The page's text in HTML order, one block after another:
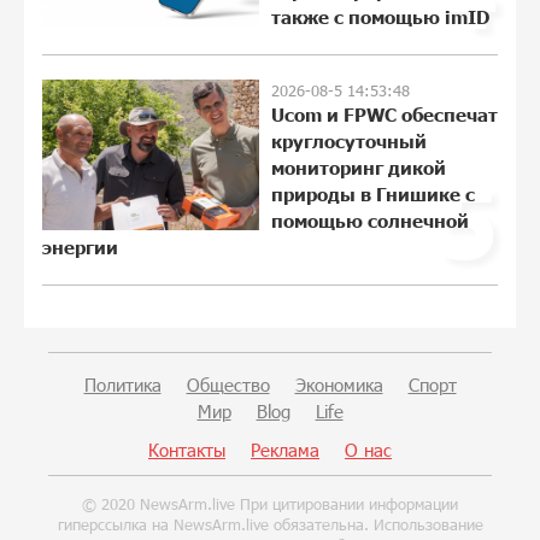
Пашинян ты упустил свой шанс уйти
спокойно. Аршак Карапетян
18:38:32 28-07-2026
Обновленный Центр продаж и
составе независимого Азербайджана.
Аршак Карапетян
22:29:07 27-07-2026
Бывший премьер-министр Словакии
также с помощью imID
5
2026-08-5 14:53:48
Ucom и FPWC обеспечат
круглосуточный
мониторинг дикой
природы в Гнишике с
помощью солнечной
энергии
Политика Общество Экономика
Спорт
Мир
Blog
Life
Контакты
Реклама О нас
© 2020 NewsArm.live При цитировании информации
гиперссылка на NewsArm.live обязательна. Использование